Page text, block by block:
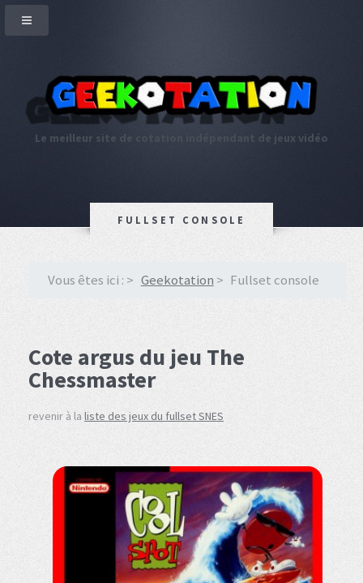
Le meilleur site de cotation indépendant de jeux vidéo
FULLSET CONSOLE
Vous êtes ici : Geekotation Fullset console
Cote argus du jeu The
Chessmaster
revenir à la liste des jeux du fullset SNES